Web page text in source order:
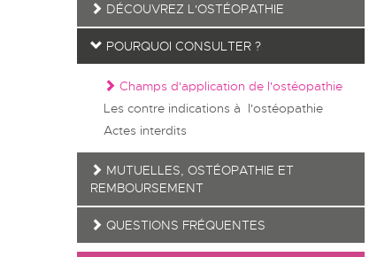
DÉCOUVREZ L'OSTÉOPATHIE
POURQUOI CONSULTER ?
Champs d'application de l'ostéopathie
Les contre indications à l'ostéopathie
Actes interdits
MUTUELLES, OSTÉOPATHIE ET
REMBOURSEMENT
QUESTIONS FRÉQUENTES